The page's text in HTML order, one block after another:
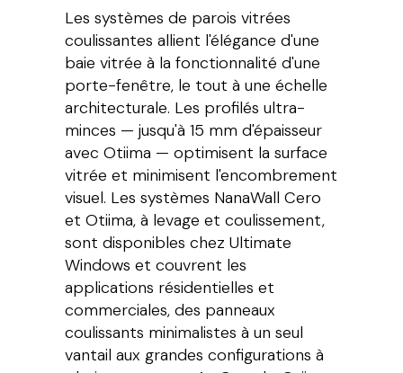
Les systèmes de parois vitrées
coulissantes allient l'élégance d'une
baie vitrée à la fonctionnalité d'une
porte-fenêtre, le tout à une échelle
architecturale. Les profilés ultra-
minces — jusqu'à 15 mm d'épaisseur
avec Otiima — optimisent la surface
vitrée et minimisent l'encombrement
visuel. Les systèmes NanaWall Cero
et Otiima, à levage et coulissement,
sont disponibles chez Ultimate
Windows et couvrent les
applications résidentielles et
commerciales, des panneaux
coulissants minimalistes à un seul
vantail aux grandes configurations à